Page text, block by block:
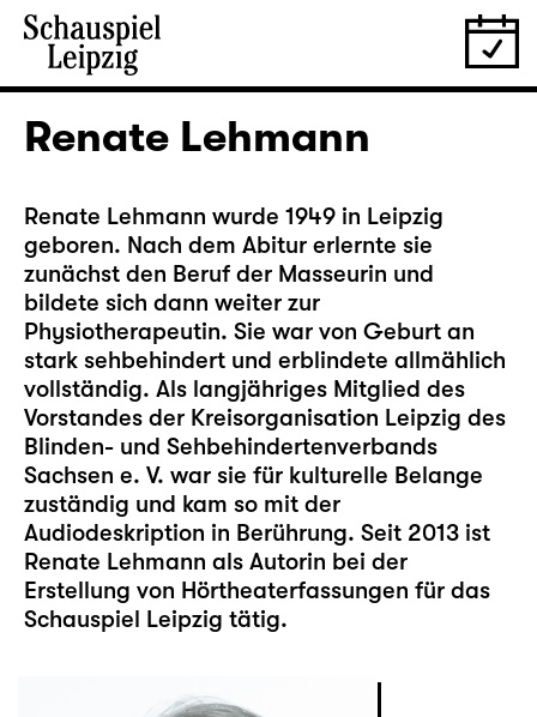
Renate Lehmann
Renate Lehmann wurde 1949 in Leipzig
geboren. Nach dem Abitur erlernte sie
zunächst den Beruf der Masseurin und
bildete sich dann weiter zur
Physiotherapeutin. Sie war von Geburt an
stark sehbehindert und erblindete allmählich
vollständig. Als langjähriges Mitglied des
Vorstandes der Kreisorganisation Leipzig des
Blinden- und Sehbehindertenverbands
Sachsen e. V. war sie für kulturelle Belange
zuständig und kam so mit der
Audiodeskription in Berührung. Seit 2013 ist
Renate Lehmann als Autorin bei der
Erstellung von Hörtheaterfassungen für das
Schauspiel Leipzig tätig.